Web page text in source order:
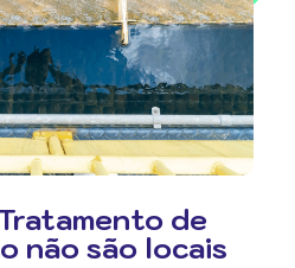
de
não são locais